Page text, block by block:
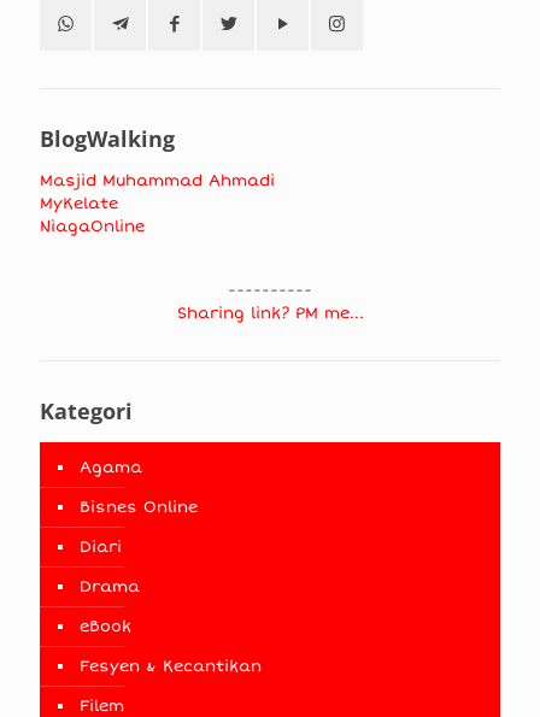
BlogWalking
Masjid Muhammad Ahmadi
MyKelate
NiagaOnline
----------
Sharing link? PM me...
Kategori
Agama
Bisnes Online
Diari
Drama
eBook
Fesyen & Kecantikan
Filem